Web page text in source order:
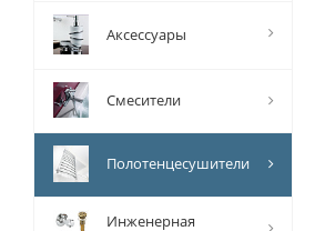
Аксессуары
Смесители
Полотенцесушители
Инженерная